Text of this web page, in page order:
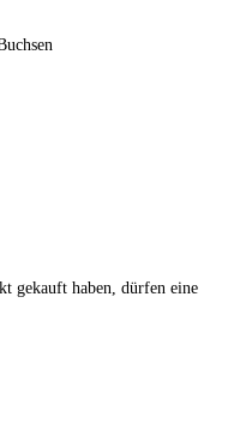
gekauft haben, dürfen eine